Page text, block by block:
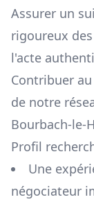
Assurer un
rigoureux
l'acte
Contribuer
de notre
Bourbach-le-
Profil
Une
négociateur